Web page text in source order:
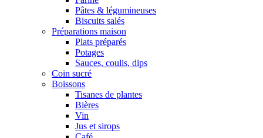
Pâtes & légumineuses
Biscuits salés
Préparations maison
Plats préparés
Potages
Sauces, coulis, dips
Coin sucré
Boissons
Tisanes de plantes
Bières
Vin
Jus et sirops